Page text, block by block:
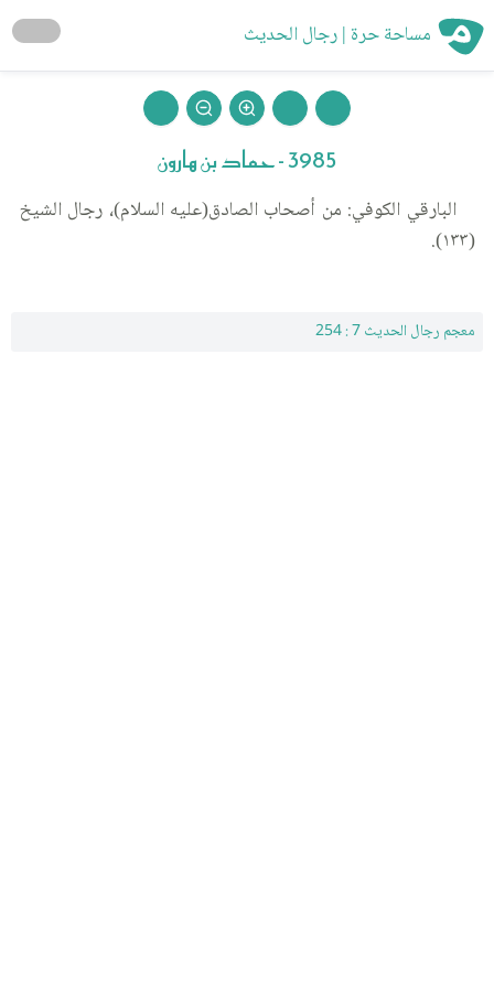
مساحة حرة | رجال الحديث
3985 - حماد بن هارون
البارقي الكوفي: من أصحاب الصادق(عليه السلام)، رجال الشيخ
(١٣٣).
معجم رجال الحديث 7 : 254